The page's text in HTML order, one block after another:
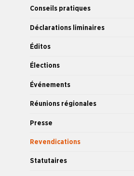
Conseils pratiques
Déclarations liminaires
Éditos
Élections
Événements
Réunions régionales
Presse
Revendications
Statutaires